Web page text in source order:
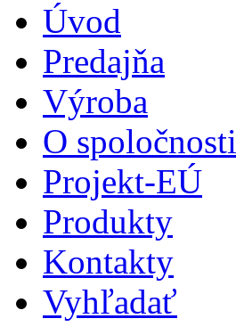
Úvod
Predajňa
Výroba
O spoločnosti
Projekt-EÚ
Produkty
Kontakty
Vyhľadať